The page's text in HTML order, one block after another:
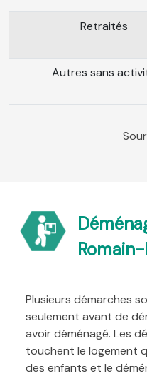
Retraités
Autres sans
Plusieurs démarches
seulement avant de
avoir déménagé. Les
touchent le logement
des enfants et le